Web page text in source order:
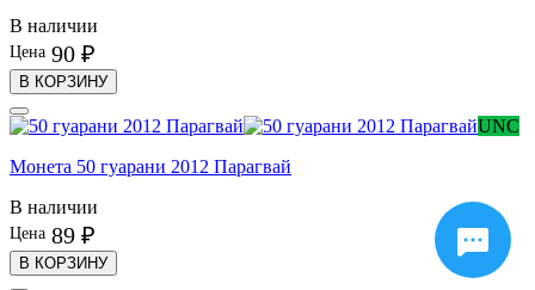
В наличии
Цена 90 ₽
В КОРЗИНУ
UNC
Монета 50 гуарани 2012 Парагвай
В наличии
Цена 89 ₽
В КОРЗИНУ